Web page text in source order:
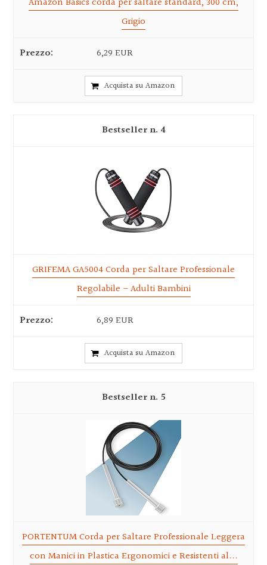
Grigio
6,29 EUR
Acquista su Amazon
4
GRIFEMA GA5004 Corda per Saltare Professionale
Regolabile – Adulti Bambini
6,89 EUR
Acquista su Amazon
5
PORTENTUM Corda per Saltare Professionale Leggera
con Manici in Plastica Ergonomici e Resistenti al...